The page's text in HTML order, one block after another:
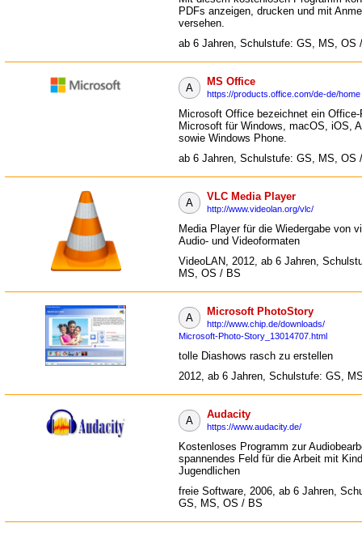
PDFs anzeigen, drucken und mit
versehen.
ab 6 Jahren, Schulstufe: GS, MS, OS
A
MS Office
https://products.office.com/de-de/home
Microsoft Office bezeichnet ein
Microsoft für Windows, macOS, iOS,
sowie Windows Phone.
ab 6 Jahren, Schulstufe: GS, MS, OS
A
VLC Media Player
http://www.videolan.org/vlc/
Media Player für die Wiedergabe von
Audio- und Videoformaten
VideoLAN, 2012, ab 6 Jahren,
MS, OS / BS
A
Microsoft PhotoStory
http://www.chip.de/downloads/
Microsoft-Photo-Story_13014707.html
tolle Diashows rasch zu erstellen
2012, ab 6 Jahren, Schulstufe: GS,
A
Audacity
https://www.audacity.de/
Kostenloses Programm zur
spannendes Feld für die Arbeit mit
Jugendlichen
freie Software, 2006, ab 6 Jahren,
GS, MS, OS / BS